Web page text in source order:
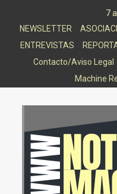
7
NEWSLETTER
ENTREVISTAS
Contacto/Aviso Legal
Machine